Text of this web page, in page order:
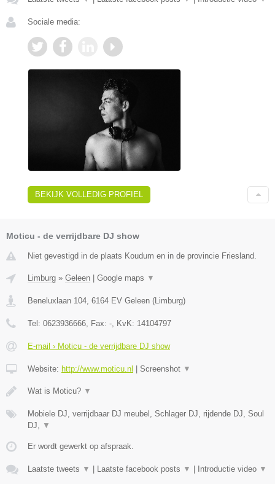
Sociale media:
BEKIJK VOLLEDIG PROFIEL
Moticu - de verrijdbare DJ show
Niet gevestigd in de plaats Koudum en in de provincie Friesland.
Limburg » Geleen | Google maps ▼
Beneluxlaan 104 6164 EV Geleen (Limburg)
Tel: 0623936666 , Fax: - , KvK: 14104797
E-mail › Moticu - de verrijdbare DJ show
Website: http://www.moticu.nl | Screenshot ▼
Wat is Moticu? ▼
Mobiele DJ, verrijdbaar DJ meubel, Schlager DJ, rijdende DJ, Soul
DJ,
▼
Er wordt gewerkt op afspraak.
Laatste tweets ▼ | Laatste facebook posts ▼ | Introductie video ▼